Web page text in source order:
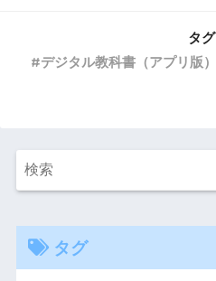
タグ
デジタル教科書（アプリ版）
タグ